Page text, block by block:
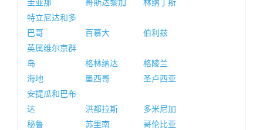
圭亚那 哥斯达黎加
林纳丁斯
特立尼达和多
巴哥
百慕大
伯利兹
英属维尔京群
岛
格林纳达
格陵兰
海地
墨西哥
圣卢西亚
安提瓜和巴布
达
洪都拉斯
多米尼加
秘鲁
苏里南
哥伦比亚